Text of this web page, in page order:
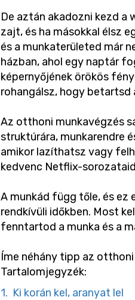
De aztán akadozni kezd a
zajt, és ha másokkal élsz
és a munkaterületed már
házban, ahol egy naptár
képernyőjének örökös
rohangálsz, hogy betartsd
Az otthoni munkavégzés
struktúrára, munkarendre
amikor lazíthatsz vagy
kedvenc Netflix-
A munkád függ tőle, és ez
rendkívüli időkben. Most
fenntartod a munka és a
Íme néhány tipp az
Tartalomjegyzék:
1. Ki korán kel, aranyat lel